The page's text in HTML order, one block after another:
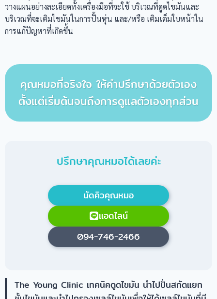
วางแผนอย่างละเอียดทั้งเครื่องมือที่จะใช้ บริเวณที่ดูดไขมันและ
บริเวณที่จะเติมไขมันในการปั้นหุ่น และ/หรือ เติมเต็มใบหน้าใน
การแก้ปัญหาที่เกิดขึ้น
คุณหมอที่จริงใจ ให้คำปรึกษาด้วยตัวเอง
ตั้งแต่เริ่มต้นจนถึงการดูแลตัวเองทุกส่วน
ปรึกษาคุณหมอได้เลยค่ะ
นัดคิวคุณหมอ
แอดไลน์
094-746-2466
The Young Clinic เทคนิคดูดไขมัน นำไปปั่นสกัดแยก